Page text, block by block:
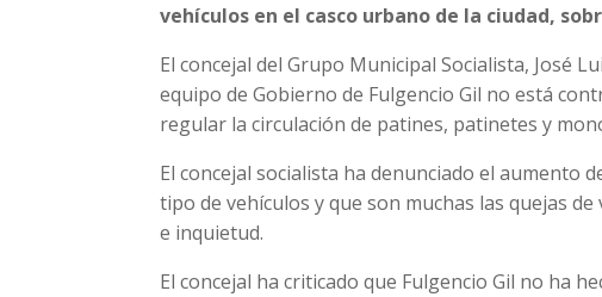
vehículos en el casco urbano de la ciudad,
El concejal del Grupo Municipal Socialista, José
equipo de Gobierno de Fulgencio Gil no está
regular la circulación de patines, patinetes y
El concejal socialista ha denunciado el aumento
tipo de vehículos y que son muchas las quejas
e inquietud.
El concejal ha criticado que Fulgencio Gil no ha